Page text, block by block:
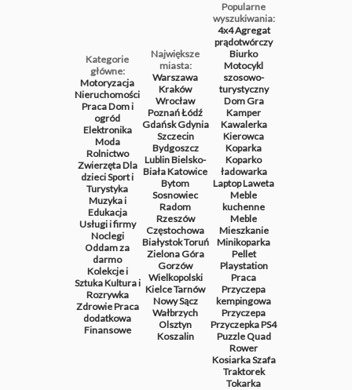
Kategorie
główne:
Motoryzacja
Nieruchomości
PracaDom i
ogród
Elektronika
Moda
Rolnictwo
ZwierzętaDla
dzieciSport i
Turystyka
Muzyka i
Edukacja
Usługi i firmy
Noclegi
Oddam za
darmo
Kolekcje i
SztukaKultura i
Rozrywka
ZdrowiePraca
dodatkowa
Finansowe
Największe
miasta:
Warszawa
Kraków
Wrocław
PoznańŁódź
GdańskGdynia
Szczecin
Bydgoszcz
LublinBielsko-
BiałaKatowice
Bytom
Sosnowiec
Radom
Rzeszów
Częstochowa
BiałystokToruń
Zielona Góra
Gorzów
Wielkopolski
KielceTarnów
Nowy Sącz
Wałbrzych
Olsztyn
Koszalin
Popularne
wyszukiwania:
4x4Agregat
prądotwórczy
Biurko
Motocykl
szosowo-
turystyczny
DomGra
Kamper
Kawalerka
Kierowca
Koparka
Koparko
ładowarka
LaptopLaweta
Meble
kuchenne
Meble
Mieszkanie
Minikoparka
Pellet
Playstation
Praca
Przyczepa
kempingowa
Przyczepa
PrzyczepkaPS4
PuzzleQuad
Rower
KosiarkaSzafa
Traktorek
Tokarka